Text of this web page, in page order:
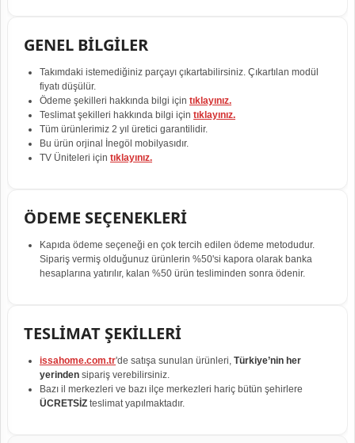
GENEL BİLGİLER
Takımdaki istemediğiniz parçayı çıkartabilirsiniz. Çıkartılan modül
fiyatı düşülür.
Ödeme şekilleri hakkında bilgi için tıklayınız.
Teslimat şekilleri hakkında bilgi için tıklayınız.
Tüm ürünlerimiz 2 yıl üretici garantilidir.
Bu ürün orjinal İnegöl mobilyasıdır.
TV Üniteleri için tıklayınız.
ÖDEME SEÇENEKLERİ
Kapıda ödeme seçeneği en çok tercih edilen ödeme metodudur.
Sipariş vermiş olduğunuz ürünlerin %50'si kapora olarak banka
hesaplarına yatırılır, kalan %50 ürün tesliminden sonra ödenir.
TESLİMAT ŞEKİLLERİ
issahome.com.tr'de satışa sunulan ürünleri, Türkiye’nin her
yerinden sipariş verebilirsiniz.
Bazı il merkezleri ve bazı ilçe merkezleri hariç bütün şehirlere
ÜCRETSİZ teslimat yapılmaktadır.